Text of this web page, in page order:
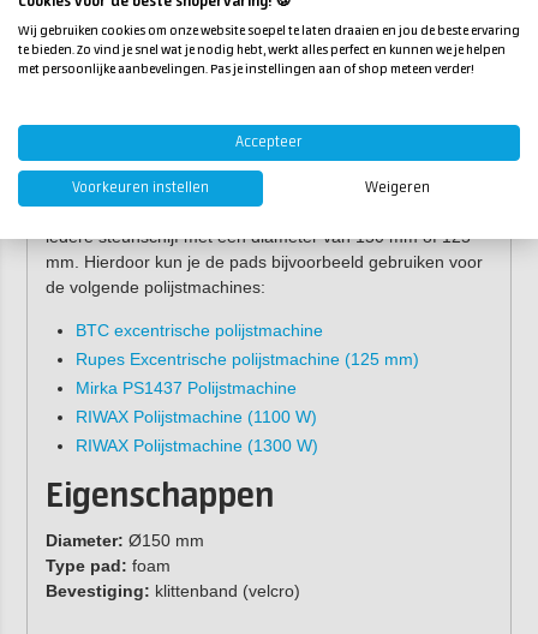
Eenvoudige klittenband bevestiging.
Diameter van 150 mm.
Op welke polijstmachine kan
ik deze pads gebruiken?
Deze polijstsponzen zijn geschikt voor het gebruik op
iedere steunschijf met een diameter van 150 mm of 125
mm. Hierdoor kun je de pads bijvoorbeeld gebruiken voor
de volgende polijstmachines:
BTC excentrische polijstmachine
Rupes Excentrische polijstmachine (125 mm)
Mirka PS1437 Polijstmachine
RIWAX Polijstmachine (1100 W)
RIWAX Polijstmachine (1300 W)
Eigenschappen
Diameter: Ø150 mm
Type pad: foam
Bevestiging: klittenband (velcro)
Wij gebruiken cookies om onze website soepel te laten draaien en jou de beste ervaring
te bieden. Zo vind je snel wat je nodig hebt, werkt alles perfect en kunnen we je helpen
met persoonlijke aanbevelingen. Pas je instellingen aan of shop meteen verder!
Accepteer
Voorkeuren instellen Weigeren